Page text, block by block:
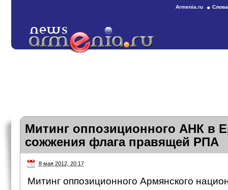
Armenia.ru
Митинг оппозиционного АНК в
сожжения флага правящей РПА
8 мая 2012, 20:17
Митинг оппозиционного Армянского